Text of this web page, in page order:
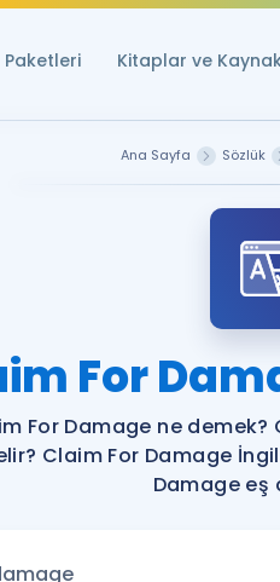
Paketleri Kitaplar ve
Ana Sayfa Sözlük
For
For Damage ne
Claim For Damage
Damage eş